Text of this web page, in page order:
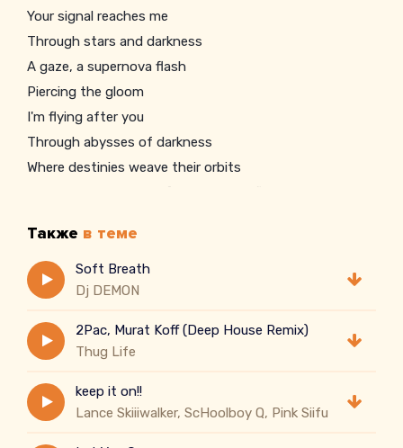
Your signal reaches me
Through stars and darkness
A gaze, a supernova flash
Piercing the gloom
I'm flying after you
Through abysses of darkness
Where destinies weave their orbits
Также в теме
Soft Breath
Dj DEMON
2Pac, Murat Koff (Deep House Remix)
Thug Life
keep it on!!
Lance Skiiiwalker, ScHoolboy Q, Pink Siifu